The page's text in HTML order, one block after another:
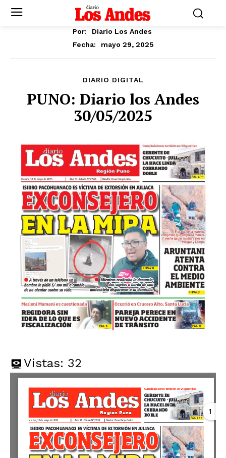
Por:
Diario Los Andes
Fecha:
mayo 29, 2025
DIARIO DIGITAL
PUNO: Diario los Andes
30/05/2025
Vistas: 32
1